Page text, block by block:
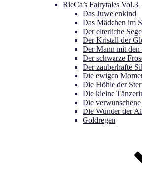
RieCa’s Fairytales Vol.3
Das Juwelenkind
Das Mädchen im
Der elterliche
Der Kristall der
Der Mann mit den
Der schwarze
Der zauberhafte
Die ewigen
Die Höhle der
Die kleine
Die
Die Wunder der
Goldregen